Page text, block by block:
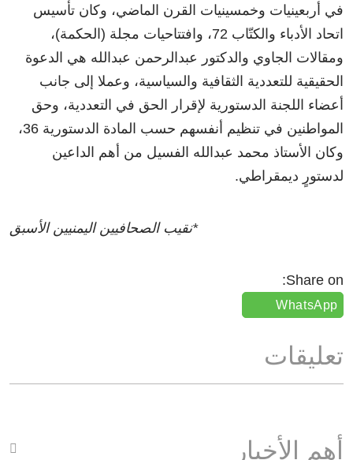
في أربعينيات وخمسينيات القرن الماضي، وكان تأسيس
اتحاد الأدباء والكتّاب 72، وافتتاحيات مجلة (الحكمة)،
ومقالات الجاوي والدكتور عبدالرحمن عبدالله هي الدعوة
الحقيقية للتعددية الثقافية والسياسية، وعملا إلى جانب
أعضاء اللجنة الدستورية لإقرار الحق في التعددية، وحق
المواطنين في تنظيم أنفسهم حسب المادة الدستورية 36،
وكان الأستاذ محمد عبدالله الفسيل من أهم الداعين
لدستورٍ ديمقراطي.
*نقيب الصحافيين اليمنيين الأسبق
Share on:
WhatsApp
تعليقات
أهم الأخبار